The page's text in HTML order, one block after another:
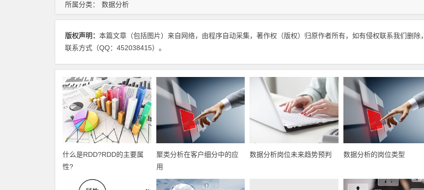
所属分类： 数据分析
版权声明： 本篇文章（包括图片）来自网络，由程序自动采集，著作权（版权）归原作者所有，如有侵权联系我们删除，
联系方式（QQ：452038415）。
什么是RDD?RDD的主要属
性?
聚类分析在客户细分中的应
用
数据分析岗位未来趋势预判 数据分析的岗位类型